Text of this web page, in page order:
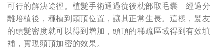
可行的解決途徑。植髮手術通過從後枕部取毛囊，經過分
離培植後，種植到頭頂位置，讓其正常生長。這樣，髪友
的頭髮密度就可以得到增加，頭頂的稀疏區域得到有效填
補，實現頭頂加密的效果。